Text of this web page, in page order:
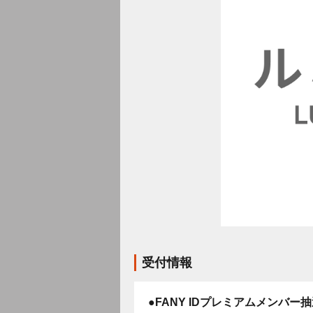
受付情報
●FANY IDプレミアムメンバー